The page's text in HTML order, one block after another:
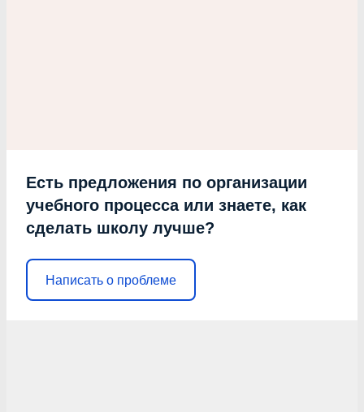
Есть предложения по организации
учебного процесса или знаете, как
сделать школу лучше?
Написать о проблеме